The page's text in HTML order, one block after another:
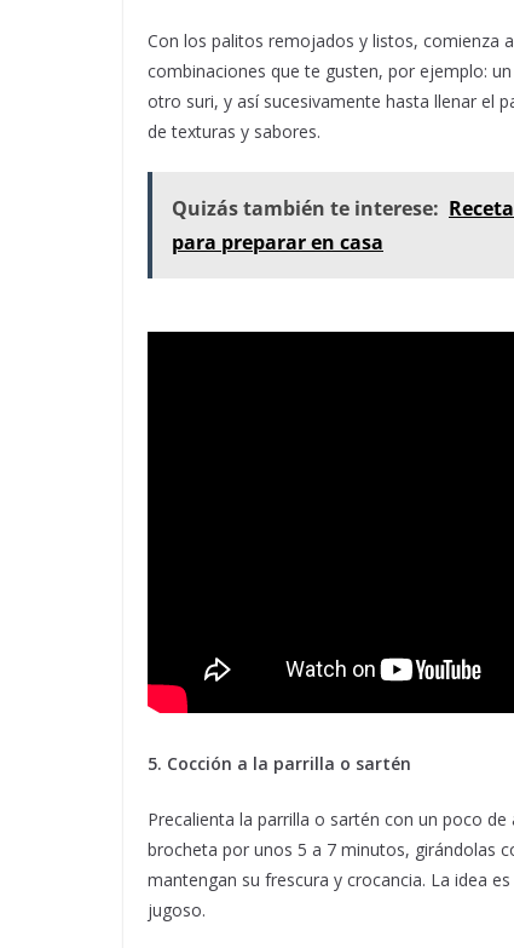
Con los palitos remojados y listos, comienza
combinaciones que te gusten, por ejemplo:
otro suri, y así sucesivamente hasta llenar el
de texturas y sabores.
Quizás también te interese:
para preparar en casa
5. Cocción a la parrilla o sartén
Precalienta la parrilla o sartén con un poco
brocheta por unos 5 a 7 minutos, girándolas
mantengan su frescura y crocancia. La idea
jugoso.